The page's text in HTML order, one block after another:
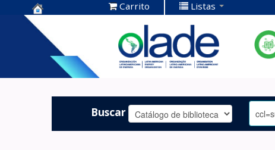
Centro de
Documentación
OLADE -
Carrito Listas
Buscar